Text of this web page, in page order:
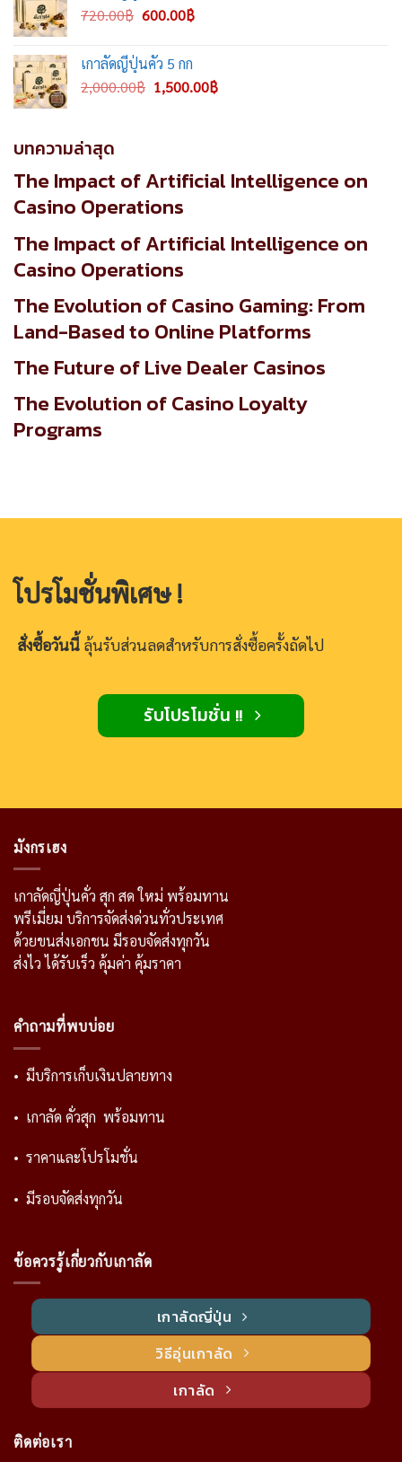
720.00฿ Original
was:
720.00฿.
600.00฿Current
เกาลัดญี่ปุ่นคั่ว 5 กก
2,000.00฿ Original
1,500.00฿Current
บทความล่าสุด
The Impact of Artificial Intelligence on
Casino Operations
The Impact of Artificial Intelligence on
Casino Operations
The Evolution of Casino Gaming: From
Land-Based to Online Platforms
The Future of Live Dealer Casinos
The Evolution of Casino Loyalty
Programs
โปรโมชั่นพิเศษ !
สั่งซื้อวันนี้ ลุ้นรับส่วนลดสำหรับการสั่งซื้อครั้งถัดไป
รับโปรโมชั่น !!
มังกรเฮง
เกาลัดญี่ปุ่นคั่ว สุก สด ใหม่ พร้อมทาน
พรีเมี่ยม บริการจัดส่งด่วนทั่วประเทศ
ด้วยขนส่งเอกชน มีรอบจัดส่งทุกวัน
ส่งไว ได้รับเร็ว คุ้มค่า คุ้มราคา
คำถามที่พบบ่อย
• มีบริการเก็บเงินปลายทาง
• เกาลัด คั่วสุก พร้อมทาน
• ราคาและโปรโมชั่น
• มีรอบจัดส่งทุกวัน
ข้อควรรู้เกี่ยวกับเกาลัด
เกาลัดญี่ปุ่น
วิธีอุ่นเกาลัด
เกาลัด
ติดต่อเรา